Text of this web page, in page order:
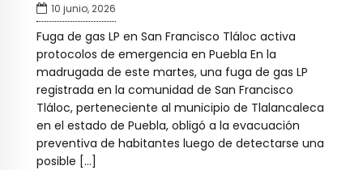
10 junio, 2026
Fuga de gas LP en San Francisco Tláloc activa
protocolos de emergencia en Puebla En la
madrugada de este martes, una fuga de gas LP
registrada en la comunidad de San Francisco
Tláloc, perteneciente al municipio de Tlalancaleca
en el estado de Puebla, obligó a la evacuación
preventiva de habitantes luego de detectarse una
posible […]